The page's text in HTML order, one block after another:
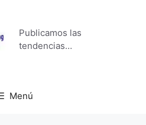
Publicamos las
tendencias…
Menú